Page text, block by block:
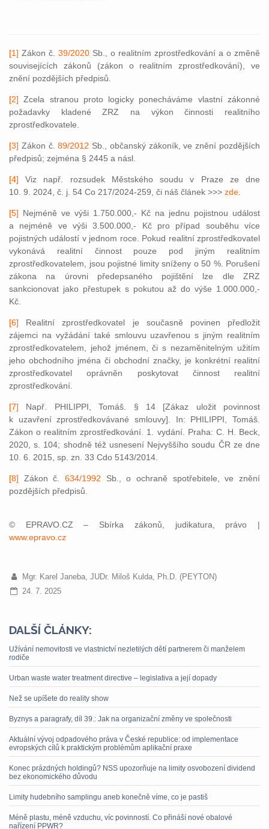
[1] Zákon č. 39/2020 Sb., o realitním zprostředkování a o změně
souvisejících zákonů (zákon o realitním zprostředkování), ve
znění pozdějších předpisů.
[2] Zcela stranou proto logicky ponecháváme vlastní zákonné
požadavky kladené ZRZ na výkon činnosti realitního
zprostředkovatele.
[3] Zákon č.89/2012 Sb., občanský zákoník, ve znění pozdějších
předpisů; zejména § 2445 a násl.
[4] Viz např. rozsudek Městského soudu v Praze ze dne
10. 9. 2024, č. j. 54 Co 217/2024-259, či náš článek >>> zde
[5] Nejméně ve výši 1.750.000,- Kč na jednu pojistnou událost
a nejméně ve výši 3.500.000,- Kč pro případ souběhu více
pojistných událostí v jednom roce. Pokud realitní zprostředkovatel
vykonává realitní činnost pouze pod jiným realitním
zprostředkovatelem, jsou pojistné limity sníženy o 50 %. Porušení
zákona na úrovni předepsaného pojištění lze dle ZRZ
sankcionovat jako přestupek s pokutou až do výše 1.000.000,-
Kč.
[6] Realitní zprostředkovatel je současně povinen předložit
zájemci na vyžádání také smlouvu uzavřenou s jiným realitním
zprostředkovatelem, jehož jménem, či s nezaměnitelným užitím
jeho obchodního jména či obchodní značky, je konkrétní realitní
zprostředkovatel oprávněn poskytovat činnost realitní
zprostředkování.
[7] Např. PHILIPPI, Tomáš. § 14 [Zákaz uložit povinnost
k uzavření zprostředkovávané smlouvy]. In: PHILIPPI, Tomáš.
Zákon o realitním zprostředkování. 1. vydání. Praha: C. H. Beck,
2020, s. 104; shodně též usnesení Nejvyššího soudu ČR ze dne
10. 6. 2015, sp. zn. 33 Cdo 5143/2014.
[8] Zákon č. 634/1992 Sb., o ochraně spotřebitele, ve znění
pozdějších předpisů.
© EPRAVO.CZ – Sbírka zákonů, judikatura, právo |
www.epravo.cz
Mgr. Karel Janeba, JUDr. Miloš Kulda, Ph.D. (PEYTON)
24. 7. 2025
DALŠÍ ČLÁNKY:
Užívání nemovitosti ve vlastnictví nezletilých dětí partnerem či manželem
rodiče
Urban waste water treatment directive – legislativa a její dopady
Než se upíšete do reality show
Byznys a paragrafy, díl 39.: Jak na organizační změny ve společnosti
Aktuální vývoj odpadového práva v České republice: od implementace
evropských cílů k praktickým problémům aplikační praxe
Konec prázdných holdingů? NSS upozorňuje na limity osvobození dividend
bez ekonomického důvodu
Limity hudebního samplingu aneb konečně víme, co je pastiš
Méně plastu, méně vzduchu, víc povinností. Co přináší nové obalové
nařízení PPWR?